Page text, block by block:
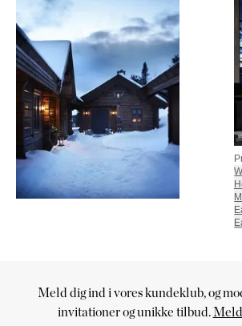
Indkøbskurv
Meld dig ind i vores kundeklub, og
invitationer og unikke tilbud.